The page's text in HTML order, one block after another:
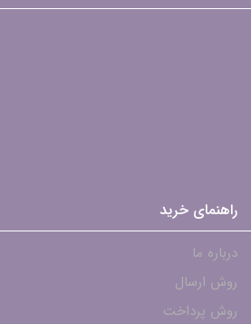
راهنمای خرید
درباره ما
روش ارسال
روش پرداخت